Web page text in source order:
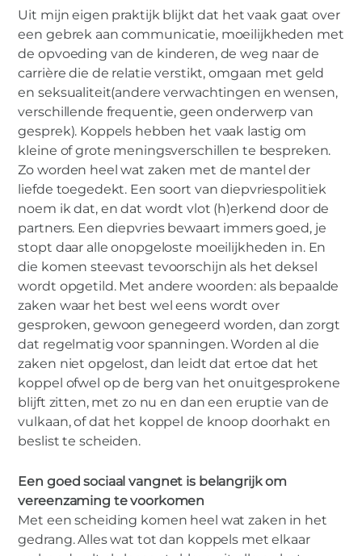
Uit mijn eigen praktijk blijkt dat het vaak gaat over
een gebrek aan communicatie, moeilijkheden met
de opvoeding van de kinderen, de weg naar de
carrière die de relatie verstikt, omgaan met geld
en seksualiteit(andere verwachtingen en wensen,
verschillende frequentie, geen onderwerp van
gesprek). Koppels hebben het vaak lastig om
kleine of grote meningsverschillen te bespreken.
Zo worden heel wat zaken met de mantel der
liefde toegedekt. Een soort van diepvriespolitiek
noem ik dat, en dat wordt vlot (h)erkend door de
partners. Een diepvries bewaart immers goed, je
stopt daar alle onopgeloste moeilijkheden in. En
die komen steevast tevoorschijn als het deksel
wordt opgetild. Met andere woorden: als bepaalde
zaken waar het best wel eens wordt over
gesproken, gewoon genegeerd worden, dan zorgt
dat regelmatig voor spanningen. Worden al die
zaken niet opgelost, dan leidt dat ertoe dat het
koppel ofwel op de berg van het onuitgesprokene
blijft zitten, met zo nu en dan een eruptie van de
vulkaan, of dat het koppel de knoop doorhakt en
beslist te scheiden.
Een goed sociaal vangnet is belangrijk om
vereenzaming te voorkomen
Met een scheiding komen heel wat zaken in het
gedrang. Alles wat tot dan koppels met elkaar